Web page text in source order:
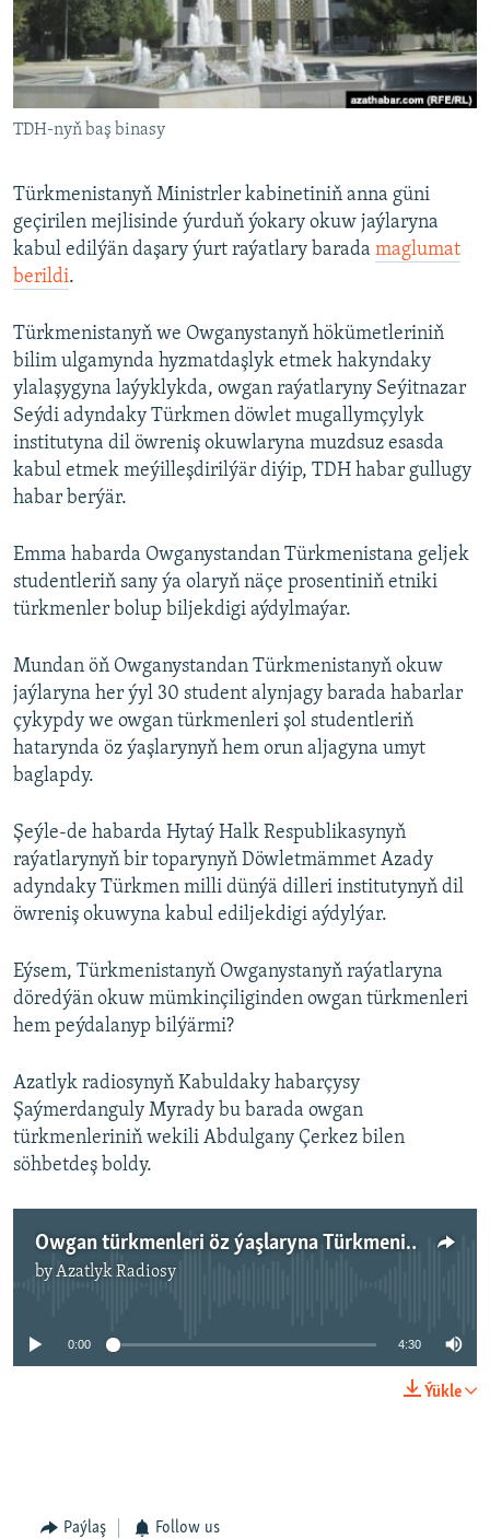
TDH-nyň baş binasy
Türkmenistanyň Ministrler kabinetiniň anna güni
geçirilen mejlisinde ýurduň ýokary okuw jaýlaryna
kabul edilýän daşary ýurt raýatlary barada maglumat
berildi.
Türkmenistanyň we Owganystanyň hökümetleriniň
bilim ulgamynda hyzmatdaşlyk etmek hakyndaky
ylalaşygyna laýyklykda, owgan raýatlaryny Seýitnazar
Seýdi adyndaky Türkmen döwlet mugallymçylyk
institutyna dil öwreniş okuwlaryna muzdsuz esasda
kabul etmek meýilleşdirilýär diýip, TDH habar gullugy
habar berýär.
Emma habarda Owganystandan Türkmenistana geljek
studentleriň sany ýa olaryň näçe prosentiniň etniki
türkmenler bolup biljekdigi aýdylmaýar.
Mundan öň Owganystandan Türkmenistanyň okuw
jaýlaryna her ýyl 30 student alynjagy barada habarlar
çykypdy we owgan türkmenleri şol studentleriň
hatarynda öz ýaşlarynyň hem orun aljagyna umyt
baglapdy.
Şeýle-de habarda Hytaý Halk Respublikasynyň
raýatlarynyň bir toparynyň Döwletmämmet Azady
adyndaky Türkmen milli dünýä dilleri institutynyň dil
öwreniş okuwyna kabul ediljekdigi aýdylýar.
Eýsem, Türkmenistanyň Owganystanyň raýatlaryna
döredýän okuw mümkinçiliginden owgan türkmenleri
hem peýdalanyp bilýärmi?
Azatlyk radiosynyň Kabuldaky habarçysy
Şaýmerdanguly Myrady bu barada owgan
türkmenleriniň wekili Abdulgany Çerkez bilen
söhbetdeş boldy.
Owgan türkmenleri öz ýaşlaryna Türkmenistandaky ÝOJ-lardan orun ýetmeýändigini aýdýarlar
byAzatlyk Radiosy
No media source currently available
0:00 4:30
Ýükle
Paýlaş Follow us